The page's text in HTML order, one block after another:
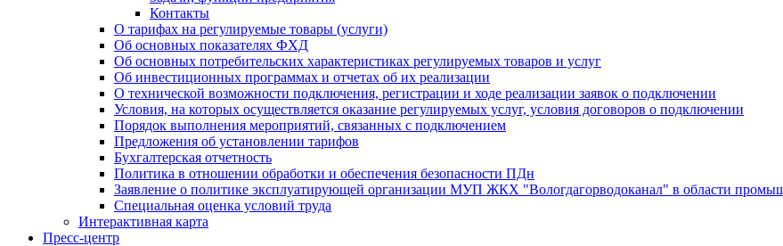
Контакты
О тарифах на регулируемые товары (услуги)
Об основных показателях ФХД
Об основных потребительских характеристиках регулируемых товаров и услуг
Об инвестиционных программах и отчетах об их реализации
О технической возможности подключения, регистрации и ходе реализации заявок о подключении
Условия, на которых осуществляется оказание регулируемых услуг, условия договоров о подключении
Порядок выполнения мероприятий, связанных с подключением
Предложения об установлении тарифов
Бухгалтерская отчетность
Политика в отношении обработки и обеспечения безопасности ПДн
Заявление о политике эксплуатирующей организации МУП ЖКХ "Вологдагорводоканал" в области
Специальная оценка условий труда
Интерактивная карта
Пресс-центр